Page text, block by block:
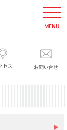
セス お問い合せ